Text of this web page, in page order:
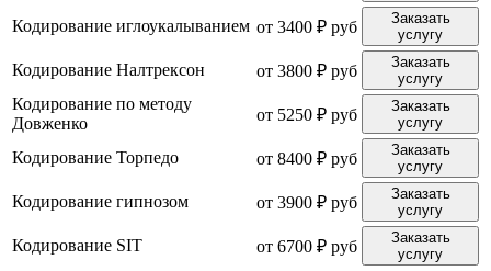
Кодирование иглоукалыванием от 3400 ₽ руб
Заказать
услугу
Кодирование Налтрексон от 3800 ₽ руб
Заказать
услугу
Кодирование по методу
Довженко
от 5250 ₽ руб
Заказать
услугу
Кодирование Торпедо от 8400 ₽ руб
Заказать
услугу
Кодирование гипнозом от 3900 ₽ руб
Заказать
услугу
Кодирование SIT от 6700 ₽ руб
Заказать
услугу